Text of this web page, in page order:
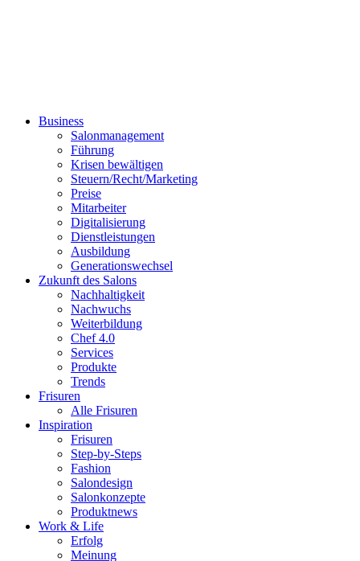
Business
Salonmanagement
Führung
Krisen bewältigen
Steuern/Recht/Marketing
Preise
Mitarbeiter
Digitalisierung
Dienstleistungen
Ausbildung
Generationswechsel
Zukunft des Salons
Nachhaltigkeit
Nachwuchs
Weiterbildung
Chef 4.0
Services
Produkte
Trends
Frisuren
Alle Frisuren
Inspiration
Frisuren
Step-by-Steps
Fashion
Salondesign
Salonkonzepte
Produktnews
Work & Life
Erfolg
Meinung